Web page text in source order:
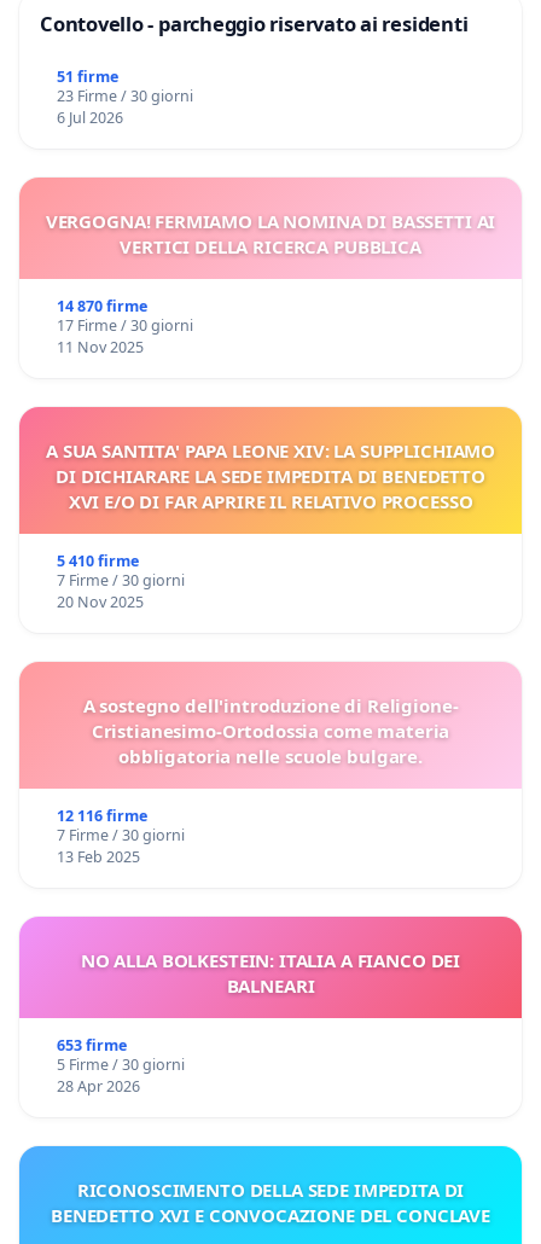
Contovello - parcheggio riservato ai residenti
51 firme
23 Firme / 30 giorni
6 Jul 2026
VERGOGNA! FERMIAMO LA NOMINA DI BASSETTI AI
VERTICI DELLA RICERCA PUBBLICA
14 870 firme
17 Firme / 30 giorni
11 Nov 2025
A SUA SANTITA' PAPA LEONE XIV: LA SUPPLICHIAMO
DI DICHIARARE LA SEDE IMPEDITA DI BENEDETTO
XVI E/O DI FAR APRIRE IL RELATIVO PROCESSO
5 410 firme
7 Firme / 30 giorni
20 Nov 2025
A sostegno dell'introduzione di Religione-
Cristianesimo-Ortodossia come materia
obbligatoria nelle scuole bulgare.
12 116 firme
7 Firme / 30 giorni
13 Feb 2025
NO ALLA BOLKESTEIN: ITALIA A FIANCO DEI
BALNEARI
653 firme
5 Firme / 30 giorni
28 Apr 2026
RICONOSCIMENTO DELLA SEDE IMPEDITA DI
BENEDETTO XVI E CONVOCAZIONE DEL CONCLAVE